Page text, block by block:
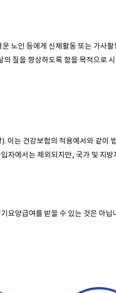
노인 등에게 신체활동 또는 가사
질을 향상하도록 함을 목적으로
는 건강보험의 적용에서와 같이
자에서는 제외되지만, 국가 및 지
요양급여를 받을 수 있는 것은 아